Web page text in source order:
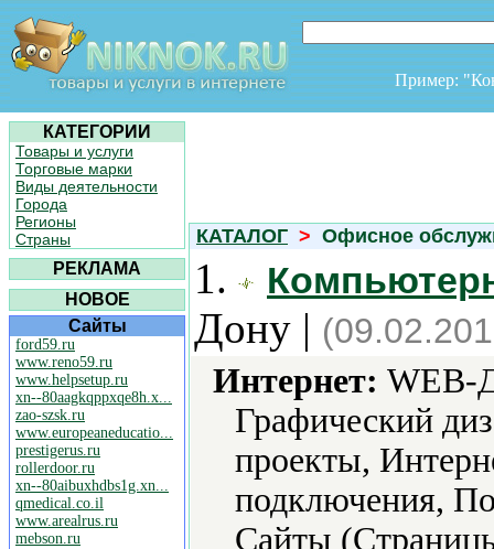
Пример:
КАТЕГОРИИ
Товары и услуги
Торговые марки
Виды деятельности
Города
Регионы
Страны
РЕКЛАМА
НОВОЕ
Сайты
ford59.ru
www.reno59.ru
www.helpsetup.ru
xn--80aagkqppxqe8h.x...
zao-szsk.ru
www.europeaneducatio...
prestigerus.ru
rollerdoor.ru
xn--80aibuxhdbs1g.xn...
qmedical.co.il
www.arealrus.ru
mebson.ru
КАТАЛОГ > Офисное
1.
Дону |
Интернет: WEB-
Графический
проекты,
подключения,
Сайты